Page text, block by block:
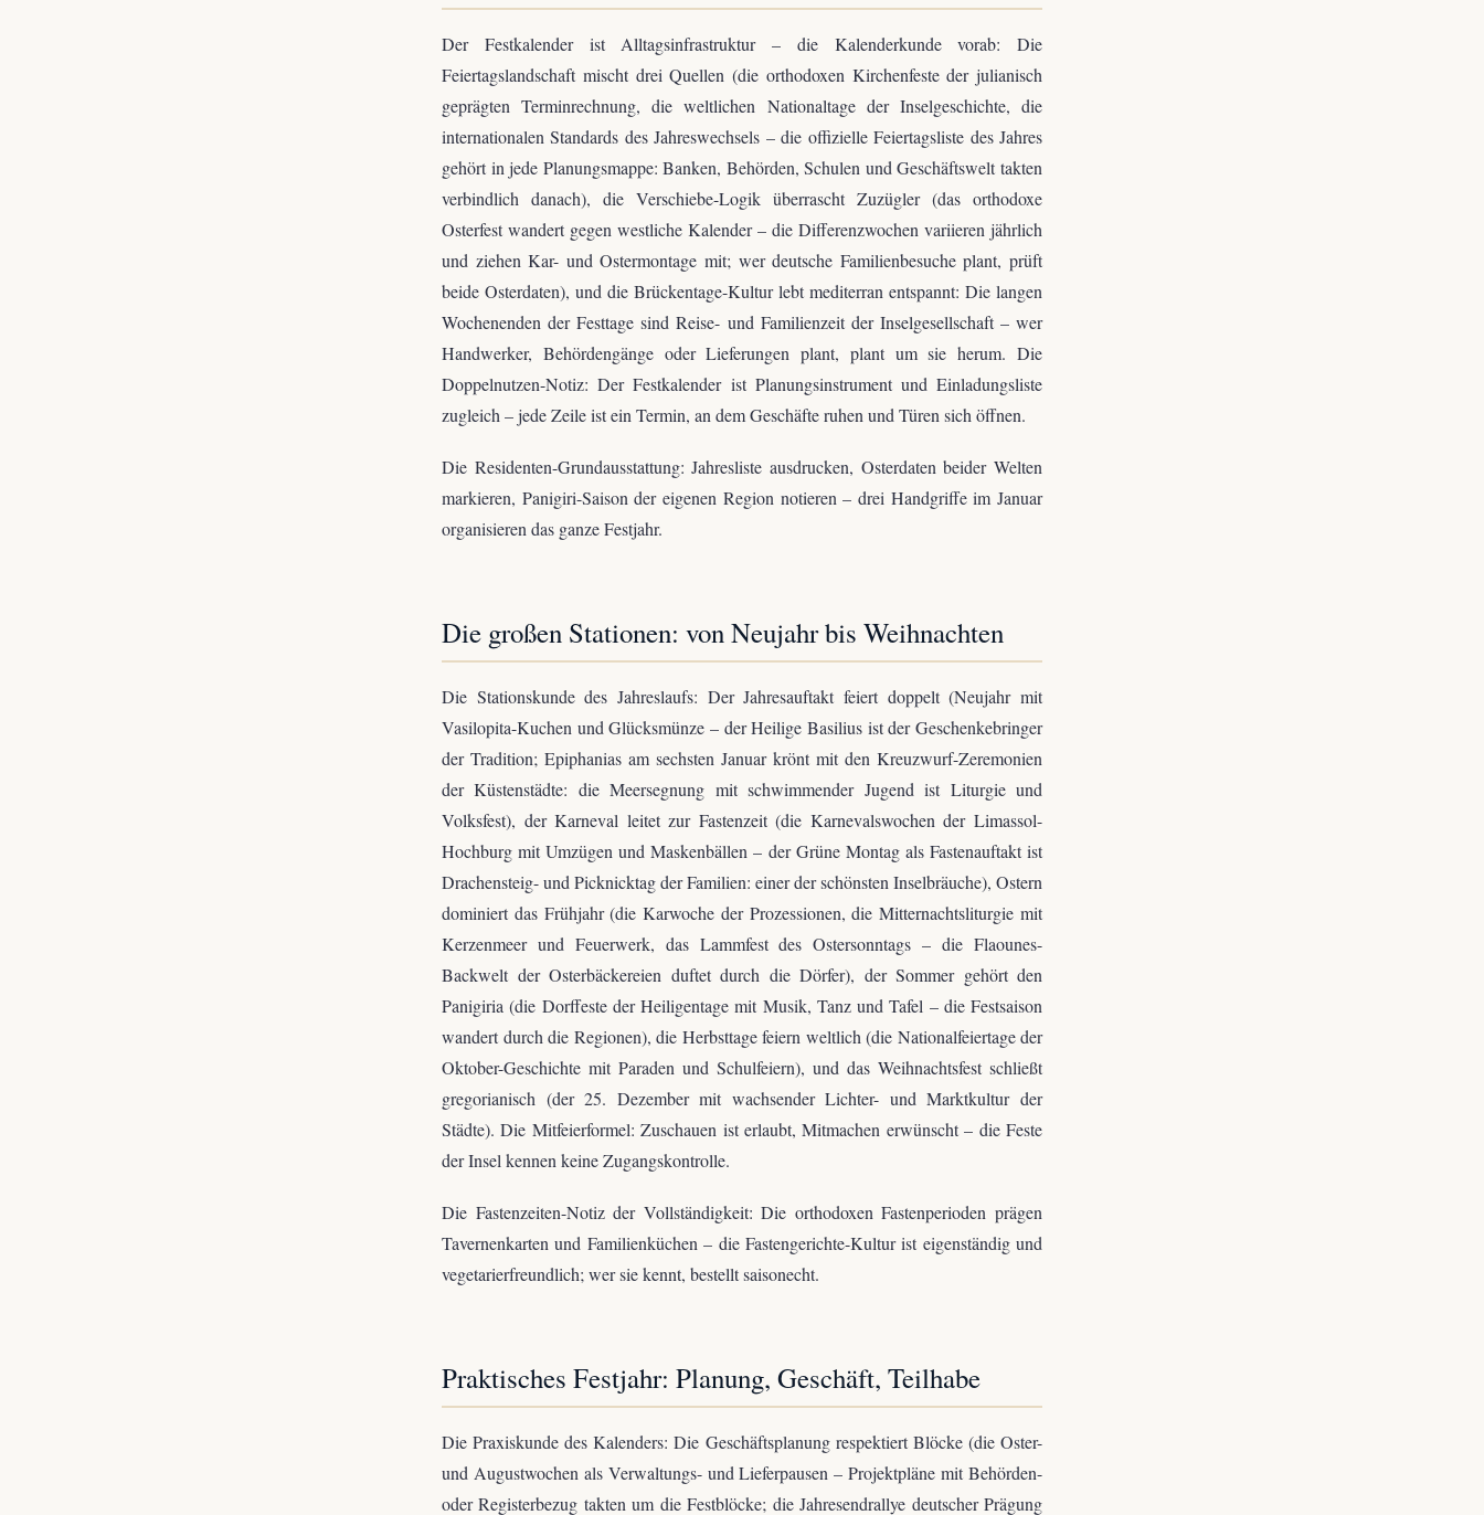
Der Festkalender ist Alltagsinfrastruktur – die Kalenderkunde vorab: Die
Feiertagslandschaft mischt drei Quellen (die orthodoxen Kirchenfeste der julianisch
geprägten Terminrechnung, die weltlichen Nationaltage der Inselgeschichte, die
internationalen Standards des Jahreswechsels – die offizielle Feiertagsliste des Jahres
gehört in jede Planungsmappe: Banken, Behörden, Schulen und Geschäftswelt takten
verbindlich danach), die Verschiebe-Logik überrascht Zuzügler (das orthodoxe
Osterfest wandert gegen westliche Kalender – die Differenzwochen variieren jährlich
und ziehen Kar- und Ostermontage mit; wer deutsche Familienbesuche plant, prüft
beide Osterdaten), und die Brückentage-Kultur lebt mediterran entspannt: Die langen
Wochenenden der Festtage sind Reise- und Familienzeit der Inselgesellschaft – wer
Handwerker, Behördengänge oder Lieferungen plant, plant um sie herum. Die
Doppelnutzen-Notiz: Der Festkalender ist Planungsinstrument und Einladungsliste
zugleich – jede Zeile ist ein Termin, an dem Geschäfte ruhen und Türen sich öffnen.
Die Residenten-Grundausstattung: Jahresliste ausdrucken, Osterdaten beider Welten
markieren, Panigiri-Saison der eigenen Region notieren – drei Handgriffe im Januar
organisieren das ganze Festjahr.
Die großen Stationen: von Neujahr bis Weihnachten
Die Stationskunde des Jahreslaufs: Der Jahresauftakt feiert doppelt (Neujahr mit
Vasilopita-Kuchen und Glücksmünze – der Heilige Basilius ist der Geschenkebringer
der Tradition; Epiphanias am sechsten Januar krönt mit den Kreuzwurf-Zeremonien
der Küstenstädte: die Meersegnung mit schwimmender Jugend ist Liturgie und
Volksfest), der Karneval leitet zur Fastenzeit (die Karnevalswochen der Limassol-
Hochburg mit Umzügen und Maskenbällen – der Grüne Montag als Fastenauftakt ist
Drachensteig- und Picknicktag der Familien: einer der schönsten Inselbräuche), Ostern
dominiert das Frühjahr (die Karwoche der Prozessionen, die Mitternachtsliturgie mit
Kerzenmeer und Feuerwerk, das Lammfest des Ostersonntags – die Flaounes-
Backwelt der Osterbäckereien duftet durch die Dörfer), der Sommer gehört den
Panigiria (die Dorffeste der Heiligentage mit Musik, Tanz und Tafel – die Festsaison
wandert durch die Regionen), die Herbsttage feiern weltlich (die Nationalfeiertage der
Oktober-Geschichte mit Paraden und Schulfeiern), und das Weihnachtsfest schließt
gregorianisch (der 25. Dezember mit wachsender Lichter- und Marktkultur der
Städte). Die Mitfeierformel: Zuschauen ist erlaubt, Mitmachen erwünscht – die Feste
der Insel kennen keine Zugangskontrolle.
Die Fastenzeiten-Notiz der Vollständigkeit: Die orthodoxen Fastenperioden prägen
Tavernenkarten und Familienküchen – die Fastengerichte-Kultur ist eigenständig und
vegetarierfreundlich; wer sie kennt, bestellt saisonecht.
Praktisches Festjahr: Planung, Geschäft, Teilhabe
Die Praxiskunde des Kalenders: Die Geschäftsplanung respektiert Blöcke (die Oster-
und Augustwochen als Verwaltungs- und Lieferpausen – Projektpläne mit Behörden-
oder Registerbezug takten um die Festblöcke; die Jahresendrallye deutscher Prägung